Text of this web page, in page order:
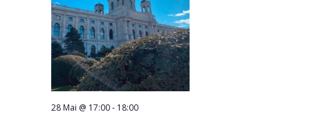
28 Mai @ 17:00- 18:00